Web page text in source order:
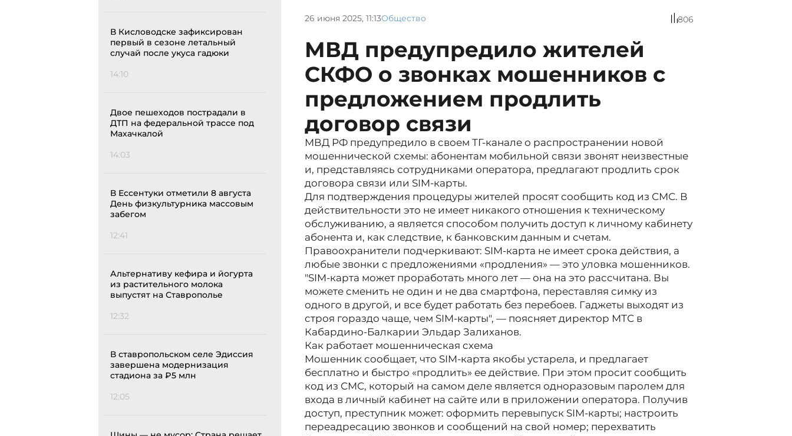
В Кисловодске зафиксирован
первый в сезоне летальный
случай после укуса гадюки
14:10
Двое пешеходов пострадали в
ДТП на федеральной трассе под
Махачкалой
14:03
В Ессентуки отметили 8 августа
День физкультурника массовым
забегом
12:41
Альтернативу кефира и йогурта
из растительного молока
выпустят на Ставрополье
12:32
В ставропольском селе Эдиссия
завершена модернизация
стадиона за ₽5 млн
12:05
26 июня 2025, 11:13Общество 806
МВД предупредило жителей
СКФО о звонках мошенников с
предложением продлить
договор связи
МВД РФ предупредило в своем ТГ-канале о распространении новой
мошеннической схемы: абонентам мобильной связи звонят неизвестные
и, представляясь сотрудниками оператора, предлагают продлить срок
договора связи или SIM-карты.
Для подтверждения процедуры жителей просят сообщить код из СМС. В
действительности это не имеет никакого отношения к техническому
обслуживанию, а является способом получить доступ к личному кабинету
абонента и, как следствие, к банковским данным и счетам.
Правоохранители подчеркивают: SIM-карта не имеет срока действия, а
любые звонки с предложениями «продления» — это уловка мошенников.
"SIM-карта может проработать много лет — она на это рассчитана. Вы
можете сменить не один и не два смартфона, переставляя симку из
одного в другой, и все будет работать без перебоев. Гаджеты выходят из
строя гораздо чаще, чем SIM-карты", — поясняет директор МТС в
Кабардино-Балкарии Эльдар Залиханов.
Как работает мошенническая схема
Мошенник сообщает, что SIM-карта якобы устарела, и предлагает
бесплатно и быстро «продлить» ее действие. При этом просит сообщить
код из СМС, который на самом деле является одноразовым паролем для
входа в личный кабинет на сайте или в приложении оператора. Получив
доступ, преступник может: оформить перевыпуск SIM-карты; настроить
переадресацию звонков и сообщений на свой номер; перехватить